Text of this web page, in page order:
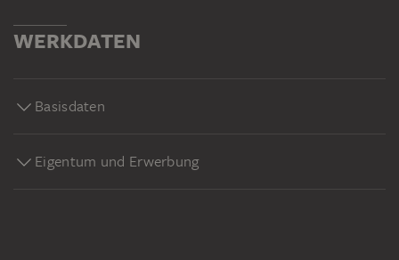
WERKDATEN
Basisdaten
Eigentum und Erwerbung